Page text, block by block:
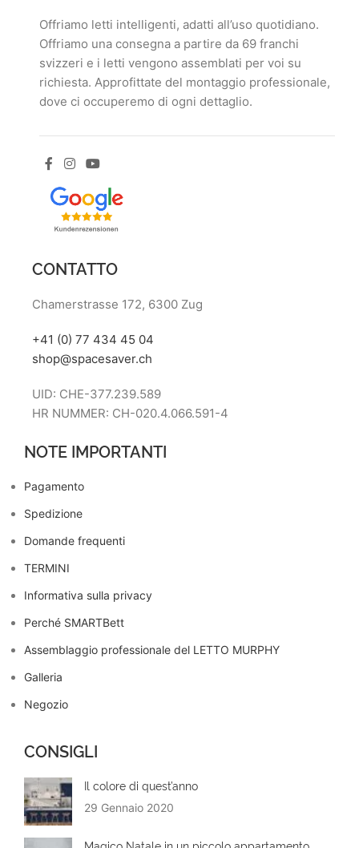
Offriamo letti intelligenti, adatti all’uso quotidiano.
Offriamo una consegna a partire da 69 franchi
svizzeri e i letti vengono assemblati per voi su
richiesta. Approfittate del montaggio professionale,
dove ci occuperemo di ogni dettaglio.
CONTATTO
Chamerstrasse 172, 6300 Zug
+41 (0) 77 434 45 04
shop@spacesaver.ch
UID: CHE-377.239.589
HR NUMMER: CH-020.4.066.591-4
NOTE IMPORTANTI
Pagamento
Spedizione
Domande frequenti
TERMINI
Informativa sulla privacy
Perché SMARTBett
Assemblaggio professionale del LETTO MURPHY
Galleria
Negozio
CONSIGLI
Il colore di quest’anno
29 Gennaio 2020